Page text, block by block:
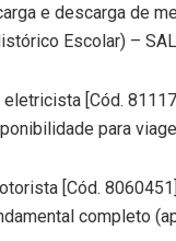
e descarga de
Escolar) –
[Cód.
para
[Cód.
completo